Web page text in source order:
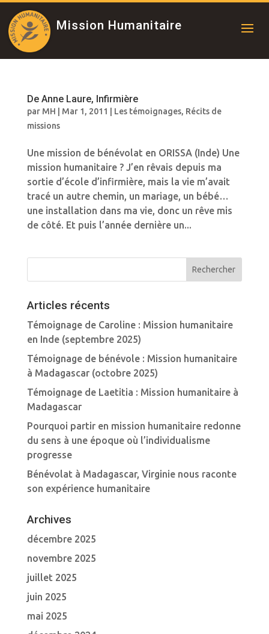
Mission Humanitaire
De Anne Laure, Infirmière
par MH Mar 1, 2011 Les témoignages, Récits de
missions
Une mission de bénévolat en ORISSA (Inde) Une
mission humanitaire ? J’en rêvais depuis ma
sortie d’école d’infirmière, mais la vie m’avait
tracé un autre chemin, un mariage, un bébé…
une installation dans ma vie, donc un rêve mis
de côté. Et puis l’année dernière un...
Articles récents
Témoignage de Caroline : Mission humanitaire
en Inde (septembre 2025)
Témoignage de bénévole : Mission humanitaire
à Madagascar (octobre 2025)
Témoignage de Laetitia : Mission humanitaire à
Madagascar
Pourquoi partir en mission humanitaire redonne
du sens à une époque où l’individualisme
progresse
Bénévolat à Madagascar, Virginie nous raconte
son expérience humanitaire
Archives
décembre 2025
novembre 2025
juillet 2025
juin 2025
mai 2025